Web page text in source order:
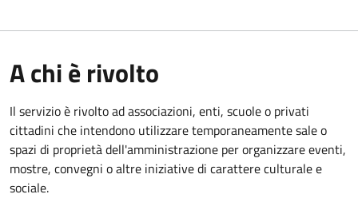
A chi è rivolto
Il servizio è rivolto ad associazioni, enti, scuole o privati
cittadini che intendono utilizzare temporaneamente sale o
spazi di proprietà dell'amministrazione per organizzare eventi,
mostre, convegni o altre iniziative di carattere culturale e
sociale.